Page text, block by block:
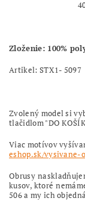
Zloženie: 100%
Artikel: STX1- 5097
Zvolený model si
tlačidlom "DO
Viac motívov
eshop.sk/vysivane-
Obrusy
kusov, ktoré
506 a my ich